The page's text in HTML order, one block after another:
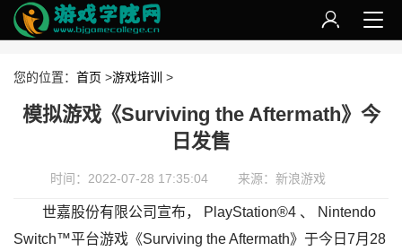
您的位置： 首页 >游戏培训 >
模拟游戏《Surviving the Aftermath》今
日发售
时间：2022-07-28 17:35:04 来源：新浪游戏
世嘉股份有限公司宣布， PlayStation®4 、 Nintendo
Switch™平台游戏《Surviving the Aftermath》于今日7月28